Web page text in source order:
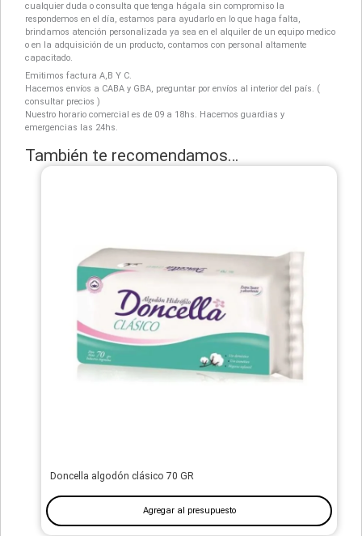
cualquier duda o consulta que tenga hágala sin compromiso la
respondemos en el día, estamos para ayudarlo en lo que haga falta,
brindamos atención personalizada ya sea en el alquiler de un equipo medico
o en la adquisición de un producto, contamos con personal altamente
capacitado.
Emitimos factura A,B Y C.
Hacemos envíos a CABA y GBA, preguntar por envíos al interior del país. (
consultar precios )
Nuestro horario comercial es de 09 a 18hs. Hacemos guardias y
emergencias las 24hs.
También te recomendamos…
Doncella algodón clásico 70 GR
Agregar al presupuesto